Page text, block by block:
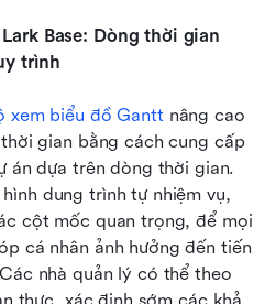
Base: Dòng thời gian
trình
xem biểu đồ Gantt nâng cao
gian bằng cách cung cấp
án dựa trên dòng thời gian.
dung trình tự nhiệm vụ,
cột mốc quan trọng, để mọi
cá nhân ảnh hưởng đến tiến
nhà quản lý có thể theo